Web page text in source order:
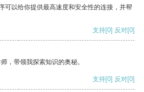
可以给你提供最高速度和安全性的连接，并帮
支持[0] 反对[0]
，带领我探索知识的奥秘。
支持[0] 反对[0]